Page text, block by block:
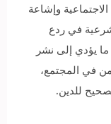
وإشاعة
في ردع
ما يؤدي إلى نشر
في المجتمع،
للدين.